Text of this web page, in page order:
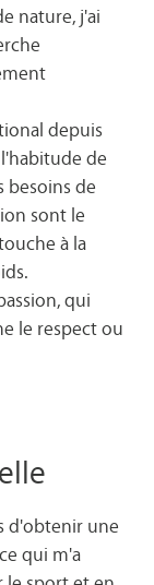
nature, j'ai
depuis
de
besoins de
sont le
à la
qui
le respect ou
d'obtenir une
qui m'a